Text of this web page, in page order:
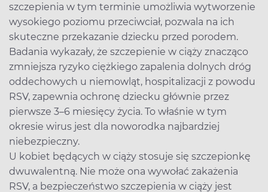
szczepienia w tym terminie umożliwia wytworzenie
wysokiego poziomu przeciwciał, pozwala na ich
skuteczne przekazanie dziecku przed porodem.
Badania wykazały, że szczepienie w ciąży znacząco
zmniejsza ryzyko ciężkiego zapalenia dolnych dróg
oddechowych u niemowląt, hospitalizacji z powodu
RSV, zapewnia ochronę dziecku głównie przez
pierwsze 3–6 miesięcy życia. To właśnie w tym
okresie wirus jest dla noworodka najbardziej
niebezpieczny.
U kobiet będących w ciąży stosuje się szczepionkę
dwuwalentną. Nie może ona wywołać zakażenia
RSV, a bezpieczeństwo szczepienia w ciąży jest